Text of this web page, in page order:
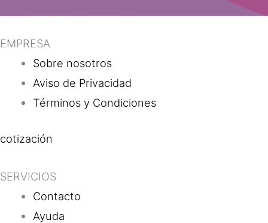
EMPRESA
Sobre nosotros
Aviso de Privacidad
Términos y Condiciones
cotización
SERVICIOS
Contacto
Ayuda